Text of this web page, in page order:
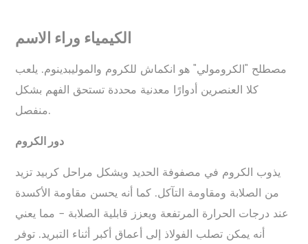
الكيمياء وراء الاسم
مصطلح "الكرومولي" هو انكماش للكروم والموليبدينوم. يلعب
كلا العنصرين أدوارًا معدنية محددة تستحق الفهم بشكل
منفصل.
دور الكروم
يذوب الكروم في مصفوفة الحديد ويشكل مراحل كربيد تزيد
من الصلابة ومقاومة التآكل. كما أنه يحسن مقاومة الأكسدة
عند درجات الحرارة المرتفعة ويعزز قابلية الصلابة - مما يعني
أنه يمكن تصلب الفولاذ إلى أعماق أكبر أثناء التبريد. توفر